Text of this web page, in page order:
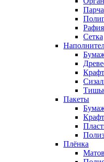
Парча
Рафия
Сетка
Крафт
Пакеты
Крафт
Плёнка